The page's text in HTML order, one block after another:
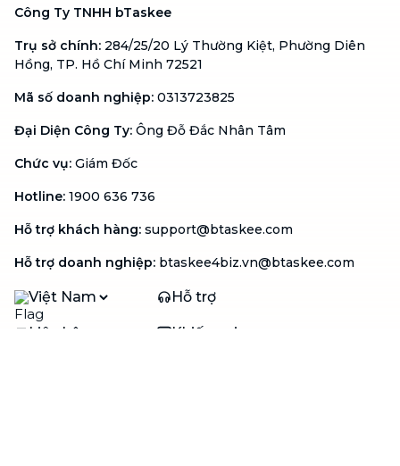
Công Ty TNHH bTaskee
Trụ sở chính: 284/25/20 Lý Thường Kiệt, Phường Diên
Hồng, TP. Hồ Chí Minh 72521
Mã số doanh nghiệp: 0313723825
Đại Diện Công Ty: Ông Đỗ Đắc Nhân Tâm
Chức vụ: Giám Đốc
Hotline: 1900 636 736
Hỗ trợ khách hàng: support@btaskee.com
Hỗ trợ doanh nghiệp: btaskee4biz.vn@btaskee.com
Việt Nam Hỗ trợ
Liên hệ Khiếu nại